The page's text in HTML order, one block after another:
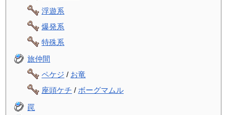
浮遊系
爆発系
特殊系
旅仲間
ペケジ / お竜
座頭ケチ / ボーグマムル
罠